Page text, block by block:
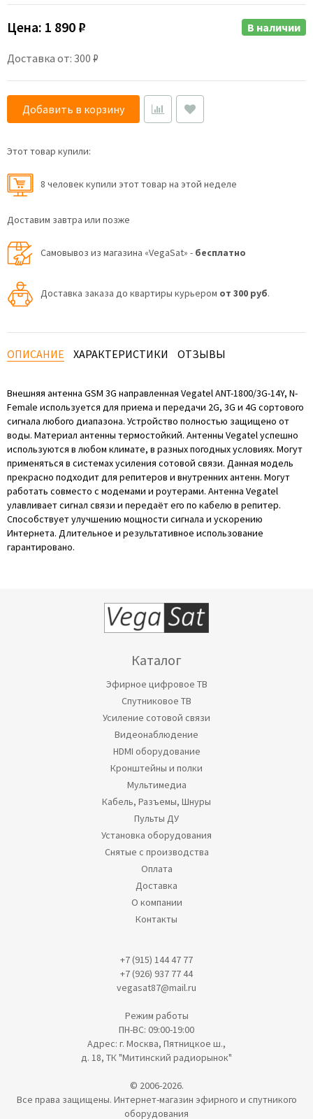
Цена: 1 890 ₽
Доставка от: 300 ₽
В наличии
Добавить в корзину
Этот товар купили:
8 человек купили этот товар на этой неделе
Доставим завтра или позже
Самовывоз из магазина «VegaSat» - бесплатно
Доставка заказа до квартиры курьером от 300 руб.
ОПИСАНИЕ ХАРАКТЕРИСТИКИ ОТЗЫВЫ
Внешняя антенна GSM 3G направленная Vegatel ANT-1800/3G-14Y, N-
Female используется для приема и передачи 2G, 3G и 4G сортового
сигнала любого диапазона. Устройство полностью защищено от
воды. Материал антенны термостойкий. Антенны Vegatel успешно
используются в любом климате, в разных погодных условиях. Могут
применяться в системах усиления сотовой связи. Данная модель
прекрасно подходит для репитеров и внутренних антенн. Могут
работать совместо с модемами и роутерами. Антенна Vegatel
улавливает сигнал связи и передаёт его по кабелю в репитер.
Способствует улучшению мощности сигнала и ускорению
Интернета. Длительное и результативное использование
гарантировано.
Каталог
Эфирное цифровое ТВ
Спутниковое ТВ
Усиление сотовой связи
Видеонаблюдение
HDMI оборудование
Кронштейны и полки
Мультимедиа
Кабель, Разъемы, Шнуры
Пульты ДУ
Установка оборудования
Снятые с производства
Оплата
Доставка
О компании
Контакты
+7 (915) 144 47 77
+7 (926) 937 77 44
vegasat87@mail.ru
Режим работы
ПН-ВС: 09:00-19:00
Адрес: г. Москва, Пятницкое ш.,
д. 18, ТК "Митинский радиорынок"
© 2006-2026.
Все права защищены. Интернет-магазин эфирного и спутникого
оборудования